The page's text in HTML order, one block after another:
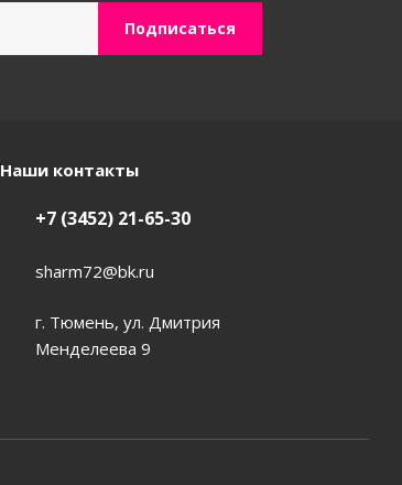
Наши контакты
+7 (3452) 21-65-30
sharm72@bk.ru
г. Тюмень, ул. Дмитрия
Менделеева 9